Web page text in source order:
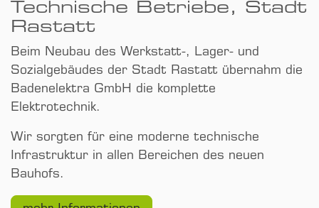
Technische Betriebe, Stadt
Rastatt
Beim Neubau des Werkstatt-, Lager- und
Sozialgebäudes der Stadt Rastatt übernahm die
Badenelektra GmbH die komplette
Elektrotechnik.
Wir sorgten für eine moderne technische
Infrastruktur in allen Bereichen des neuen
Bauhofs.